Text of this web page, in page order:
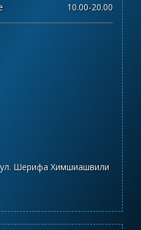
10.00-20.00
ул. Шерифа Химшиашвили